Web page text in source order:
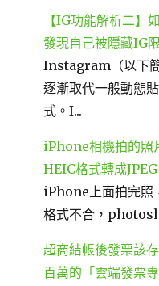
【IG功能解析二】
發現自己被隱藏IG
Instagram（以下
逐漸取代一般動態
式。I...
iPhone相機拍的照
HEIC格式轉成JPEG
iPhone上面拍完照
格式不合，
超商結帳後發票該
百萬的「雲端發票專